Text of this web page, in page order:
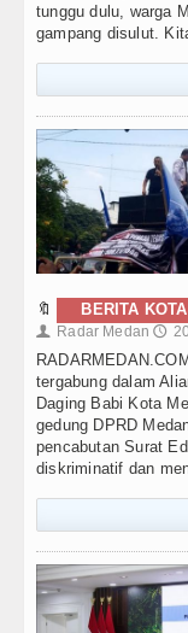
tunggu dulu, warga
gampang disulut.
🔖 BERITA KOTA
👤 Radar Medan 🕔
tergabung dalam
Daging Babi Kota
gedung DPRD
pencabutan Surat
diskriminatif dan